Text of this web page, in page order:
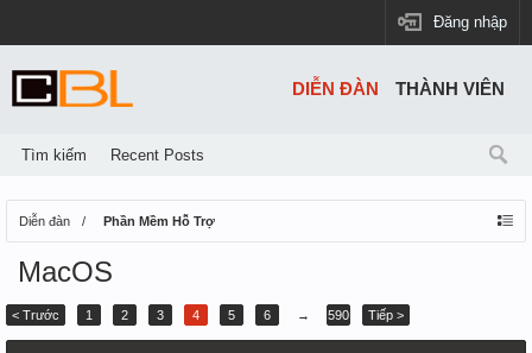
Đăng nhập
Diễn đàn Phần Mềm Hỗ Trợ
MacOS
< Trước 1 2 3 4 5 6 → 590 Tiếp >
DIỄN ĐÀN
Tìm kiếm Recent Posts
THÀNH VIÊN